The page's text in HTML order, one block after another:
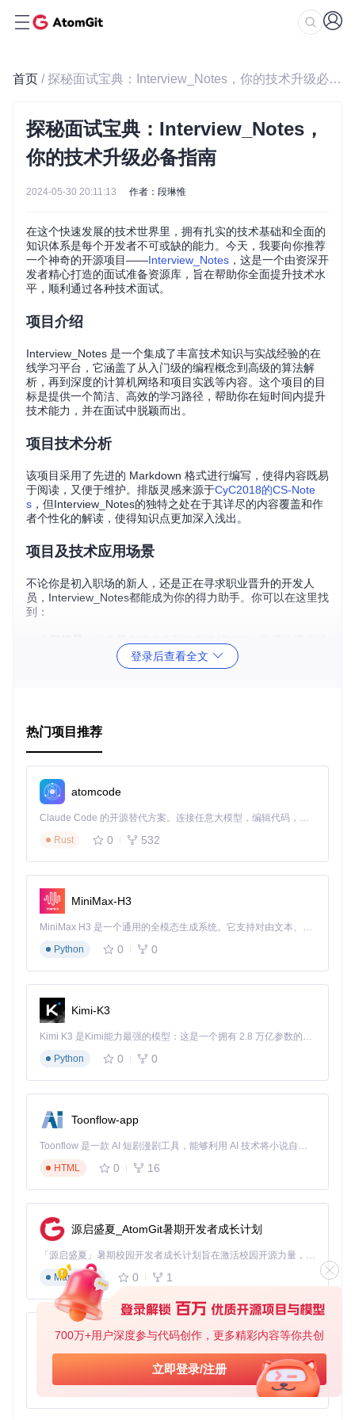
700万+用户深度参与代码创作，更多精彩内容等你共创
立即登录/注册
首页 / 探秘面试宝典：Interview_Notes，你的技术升级必备指南
探秘面试宝典：Interview_Notes，
你的技术升级必备指南
2024-05-30 20:11:13 作者：段琳惟
在这个快速发展的技术世界里，拥有扎实的技术基础和全面的
知识体系是每个开发者不可或缺的能力。今天，我要向你推荐
一个神奇的开源项目——Interview_Notes ，这是一个由资深开
发者精心打造的面试准备资源库，旨在帮助你全面提升技术水
平，顺利通过各种技术面试。
项目介绍
Interview_Notes 是一个集成了丰富技术知识与实战经验的在
线学习平台，它涵盖了从入门级的编程概念到高级的算法解
析，再到深度的计算机网络和项目实践等内容。这个项目的目
标是提供一个简洁、高效的学习路径，帮助你在短时间内提升
技术能力，并在面试中脱颖而出。
项目技术分析
该项目采用了先进的 Markdown 格式进行编写，使得内容既易
于阅读，又便于维护。排版灵感来源于CyC2018的CS-Note
s ，但Interview_Notes的独特之处在于其详尽的内容覆盖和作
者个性化的解读，使得知识点更加深入浅出。
项目及技术应用场景
不论你是初入职场的新人，还是正在寻求职业晋升的开发人
员，Interview_Notes都能成为你的得力助手。你可以在这里找
到：
：涵盖基础算法、精选面试题以及计算机网
实战项目：以Go语言为例，教你如何亲手搭建Web框架。
宽视野的理想资料。
项目特点
Interview_Notes 的亮点在于：
知识体系。
实用性：内容紧贴实际面试需求，助你提高解决问题的能
力。
更新性 ：随着技术的发展，作者会不断更新和完善内容。
互动性：鼓励社区参与，接受建议和反馈，共同打造更好
作者权益的前提下自由分享和改进。
总之，Interview_Notes是一个精心策划的技术学习资源，无论
加入，开启你的技术提升之旅吧！
登录后查看全文
热门项目推荐
atomcode
Claude Code 的开源替代方案。连接任意大模型，编辑代码，运行命令，自动验证 — 全自动执行。用 Rust 构建，极致性能。 ｜ An open-source alternative to Claude Code. Connect any LLM, edit code, run commands, and verify changes — autonomously. Built in Rust for speed. Get Started
Rust
0 532
MiniMax-H3
MiniMax H3 是一个通用的全模态生成系统。它支持对由文本、图像、视频和音频组成的多模态上下文进行统一理解，并能生成分辨率高达 2K、时长可达 15 秒的带原生立体声音频的视频。得益于面向任务泛化的系统设计，H3 在预训练阶段就已具备广泛的多模态上下文理解与生成能力，能够出色地执行复杂的多模态指令。
Python
0 0
Kimi-K3
Kimi K3 是Kimi能力最强的模型：这是一个拥有 2.8 万亿参数的混合专家（MoE）模型，具备原生视觉理解能力，并支持 100 万 token 的上下文窗口。
Python
0 0
Toonflow-app
Toonflow 是一款 AI 短剧漫剧工具，能够利用 AI 技术将小说自动转化为剧本，并结合 AI 生成的图片和视频，实现高效的短剧创作。借助 Toonflow，可以轻松完成从文字到影像的全流程，让短剧制作变得更加智能与便捷。
HTML
0 16
源启盛夏_AtomGit暑期开发者成长计划
「源启盛夏」暑期校园开发者成长计划旨在激活校园开源力量，通过积分激励、认证扶持、资源倾斜等形式，引导高校组织和开发者完成「入驻 — 建项目 — 做贡献 — 获认证 — 得资源」的完整闭环。无论你是想带领社团入驻平台的组织者，还是希望用代码贡献证明自己的开发者，都能在这里找到属于你的成长路径。
Markdown
0 1
AionUi
免费、本地、开源的 24/7 全天候 Cowork 应用，以及适用于 Gemini CLI、Claude Code、Codex、OpenCode、Qwen Code、Goose CLI、Auggie 等的 OpenClaw | 🌟 喜欢就点star吧
TypeScript
0 6